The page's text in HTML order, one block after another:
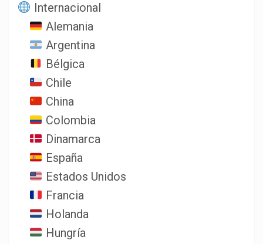
Internacional
Alemania
Argentina
Bélgica
Chile
China
Colombia
Dinamarca
España
Estados Unidos
Francia
Holanda
Hungría